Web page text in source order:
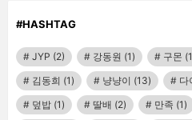
#HASHTAG
JYP (2) 강동원 (1) 구몬
김동희 (1) 냥냥이 (13) 다
덮밥 (1) 딸배 (2) 만족 (1)